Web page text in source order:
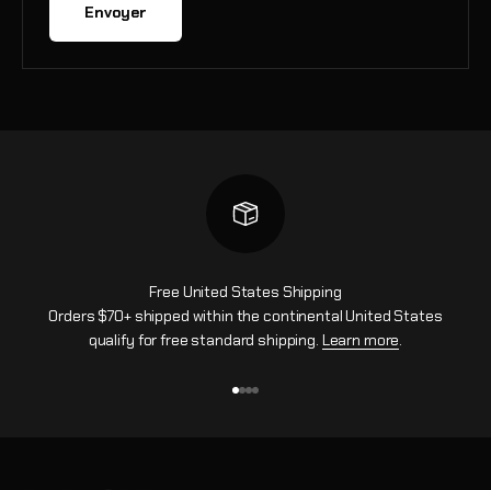
Envoyer
Free United States Shipping
Orders $70+ shipped within the continental United States
qualify for free standard shipping. Learn more.